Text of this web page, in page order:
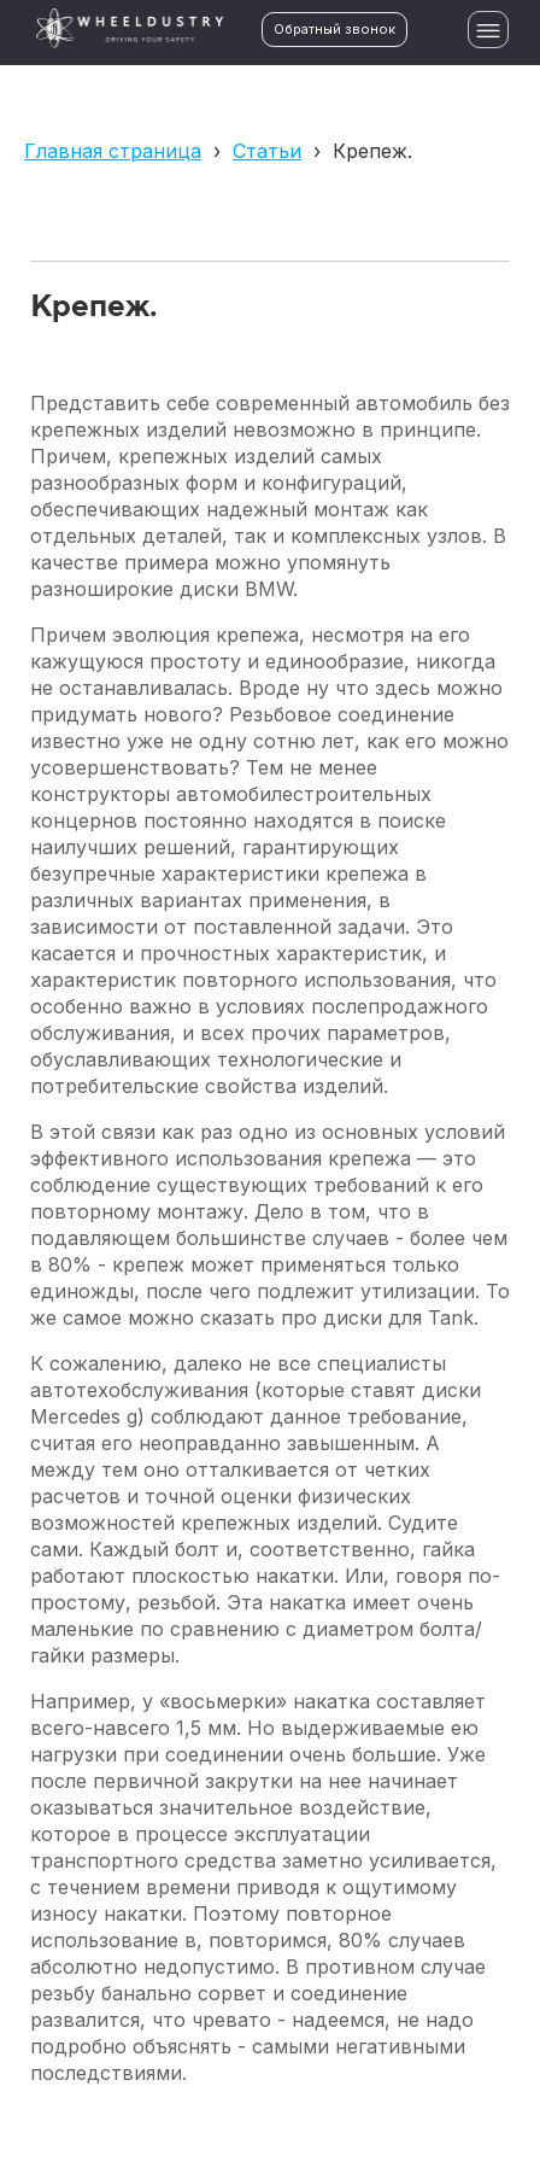
Обратный звонок
Главная страница › Статьи › Крепеж.
Крепеж.
Представить себе современный автомобиль без
крепежных изделий невозможно в принципе.
Причем, крепежных изделий самых
разнообразных форм и конфигураций,
обеспечивающих надежный монтаж как
отдельных деталей, так и комплексных узлов. В
качестве примера можно упомянуть
разноширокие диски BMW.
Причем эволюция крепежа, несмотря на его
кажущуюся простоту и единообразие, никогда
не останавливалась. Вроде ну что здесь можно
придумать нового? Резьбовое соединение
известно уже не одну сотню лет, как его можно
усовершенствовать? Тем не менее
конструкторы автомобилестроительных
концернов постоянно находятся в поиске
наилучших решений, гарантирующих
безупречные характеристики крепежа в
различных вариантах применения, в
зависимости от поставленной задачи. Это
касается и прочностных характеристик, и
характеристик повторного использования, что
особенно важно в условиях послепродажного
обслуживания, и всех прочих параметров,
обуславливающих технологические и
потребительские свойства изделий.
В этой связи как раз одно из основных условий
эффективного использования крепежа — это
соблюдение существующих требований к его
повторному монтажу. Дело в том, что в
подавляющем большинстве случаев - более чем
в 80% - крепеж может применяться только
единожды, после чего подлежит утилизации. То
же самое можно сказать про диски для Tank.
К сожалению, далеко не все специалисты
автотехобслуживания (которые ставят диски
Mercedes g) соблюдают данное требование,
считая его неоправданно завышенным. А
между тем оно отталкивается от четких
расчетов и точной оценки физических
возможностей крепежных изделий. Судите
сами. Каждый болт и, соответственно, гайка
работают плоскостью накатки. Или, говоря по-
простому, резьбой. Эта накатка имеет очень
маленькие по сравнению с диаметром болта/
гайки размеры.
Например, у «восьмерки» накатка составляет
всего-навсего 1,5 мм. Но выдерживаемые ею
нагрузки при соединении очень большие. Уже
после первичной закрутки на нее начинает
оказываться значительное воздействие,
которое в процессе эксплуатации
транспортного средства заметно усиливается,
с течением времени приводя к ощутимому
износу накатки. Поэтому повторное
использование в, повторимся, 80% случаев
абсолютно недопустимо. В противном случае
резьбу банально сорвет и соединение
развалится, что чревато - надеемся, не надо
подробно объяснять - самыми негативными
последствиями.